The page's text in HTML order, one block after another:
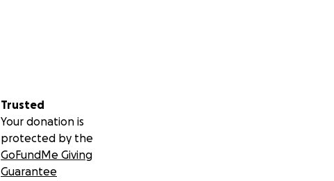
Trusted
Your donation is
protected by the
GoFundMe Giving
Guarantee